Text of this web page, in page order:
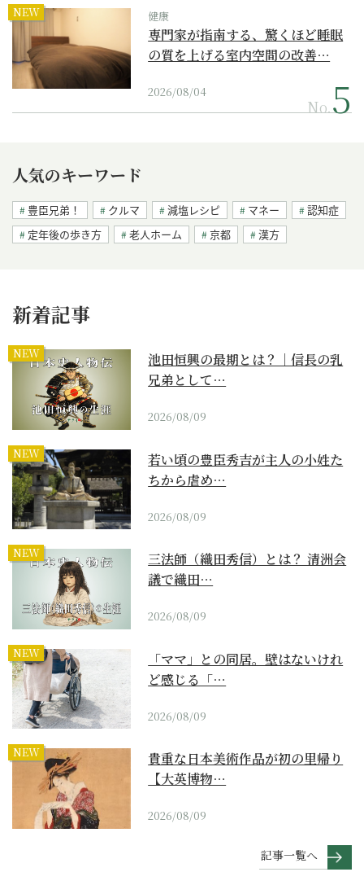
NEW 健康
専門家が指南する、驚くほど睡眠
の質を上げる室内空間の改善…
2026/08/04
No.
人気のキーワード
豊臣兄弟！ クルマ 減塩レシピ マネー
認知症
定年後の歩き方
老人ホーム 京都 漢方
新着記事
NEW
池田恒興の最期とは？｜信長の乳
兄弟として…
2026/08/09
NEW
若い頃の豊臣秀吉が主人の小姓た
ちから虐め…
2026/08/09
NEW
三法師（織田秀信）とは？ 清洲会
議で織田…
2026/08/09
NEW
「ママ」との同居。壁はないけれ
ど感じる「…
2026/08/09
NEW
貴重な日本美術作品が初の里帰り
【大英博物…
2026/08/09
記事一覧へ